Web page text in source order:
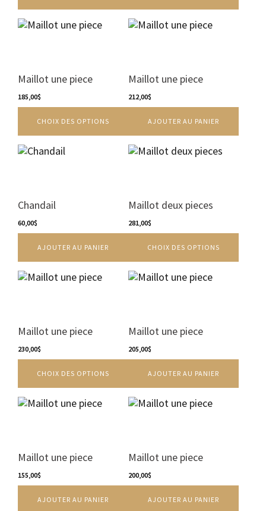
choisies
sur
produit
Maillot une piece
185,00$
CHOIX DES OPTIONS
Ce
variations.
Les
options
peuvent
choisies
sur
produit
Maillot une piece
212,00$
AJOUTER AU PANIER
Chandail
60,00$
AJOUTER AU PANIER
Maillot deux pieces
281,00$
CHOIX DES OPTIONS
Ce
variations.
Les
options
peuvent
choisies
sur
produit
Maillot une piece
230,00$
CHOIX DES OPTIONS
Ce
variations.
Les
options
peuvent
choisies
sur
produit
Maillot une piece
205,00$
AJOUTER AU PANIER
Maillot une piece
155,00$
AJOUTER AU PANIER
Maillot une piece
200,00$
AJOUTER AU PANIER